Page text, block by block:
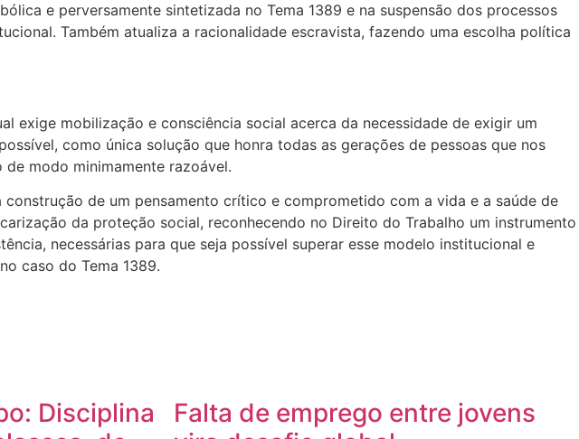
e perversamente sintetizada no Tema 1389 e na suspensão dos processos
Também atualiza a racionalidade escravista, fazendo uma escolha política
exige mobilização e consciência social acerca da necessidade de exigir um
como única solução que honra todas as gerações de pessoas que nos
modo minimamente razoável.
construção de um pensamento crítico e comprometido com a vida e a saúde de
da proteção social, reconhecendo no Direito do Trabalho um instrumento
necessárias para que seja possível superar esse modelo institucional e
caso do Tema 1389.
Disciplina
Falta de emprego entre jovens